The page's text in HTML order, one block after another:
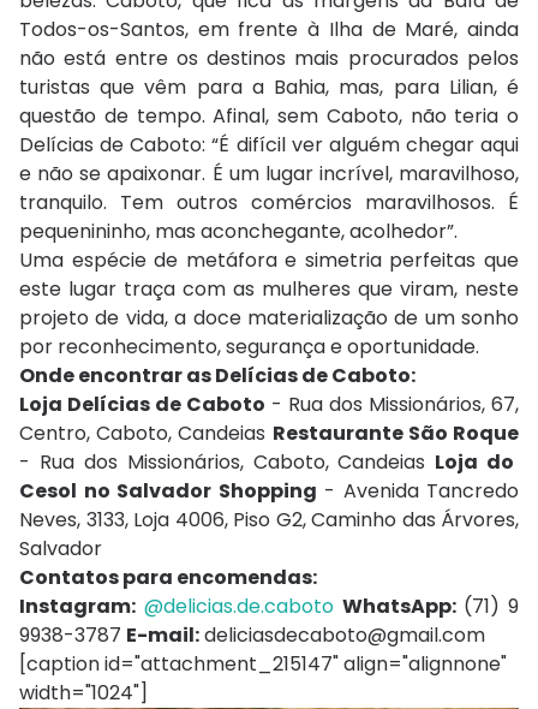
Todos-os-Santos, em frente à Ilha de Maré, ainda
não está entre os destinos mais procurados pelos
turistas que vêm para a Bahia, mas, para Lilian, é
questão de tempo. Afinal, sem Caboto, não teria o
Delícias de Caboto:“É difícil ver alguém chegar aqui
e não se apaixonar. É um lugar incrível, maravilhoso,
tranquilo. Tem outros comércios maravilhosos. É
pequenininho, mas aconchegante, acolhedor”.
Uma espécie de metáfora e simetria perfeitas que
este lugar traça com as mulheres que viram, neste
projeto de vida, a doce materialização de um sonho
por reconhecimento, segurança e oportunidade.
Onde encontrar as Delícias de Caboto:
Loja Delícias de Caboto - Rua dos Missionários, 67,
Centro, Caboto, Candeias Restaurante São Roque
- Rua dos Missionários, Caboto, Candeias Loja do
Cesol no Salvador Shopping - Avenida Tancredo
Neves, 3133, Loja 4006, Piso G2, Caminho das Árvores,
Salvador
Contatos para encomendas:
Instagram: @delicias.de.caboto WhatsApp:(71) 9
9938-3787 E-mail:deliciasdecaboto@gmail.com
[caption id="attachment_215147" align="alignnone"
width="1024"]